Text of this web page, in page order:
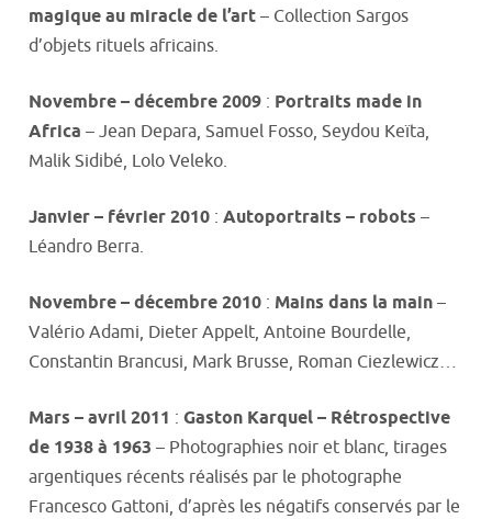
magique au miracle de l’art – Collection Sargos
d’objets rituels africains.
Novembre – décembre 2009 : Portraits made in
Africa – Jean Depara, Samuel Fosso, Seydou Keïta,
Malik Sidibé, Lolo Veleko.
Janvier – février 2010 : Autoportraits – robots –
Léandro Berra.
Novembre – décembre 2010 : Mains dans la main –
Valério Adami, Dieter Appelt, Antoine Bourdelle,
Constantin Brancusi, Mark Brusse, Roman Ciezlewicz…
Mars – avril 2011 : Gaston Karquel – Rétrospective
de 1938 à 1963 – Photographies noir et blanc, tirages
argentiques récents réalisés par le photographe
Francesco Gattoni, d’après les négatifs conservés par le